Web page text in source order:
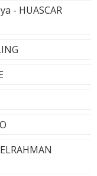
- HUASCAR